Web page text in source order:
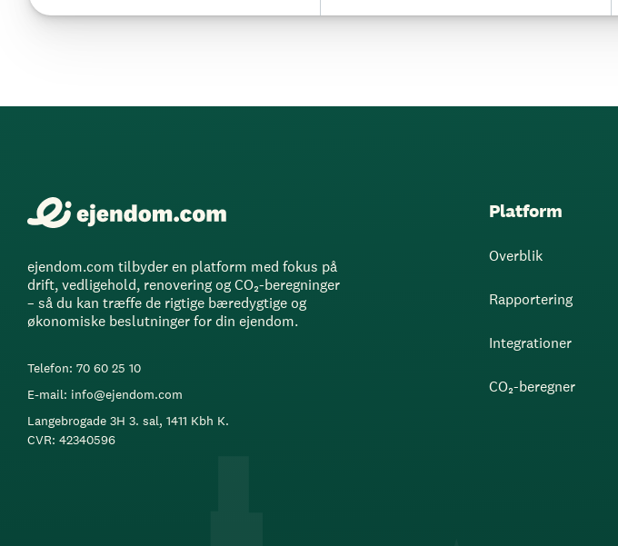
ejendom.com tilbyder en platform med fokus på
drift, vedligehold, renovering og CO₂-beregninger
– så du kan træffe de rigtige bæredygtige og
økonomiske beslutninger for din ejendom.
Telefon: 70 60 25 10
E-mail: info@ejendom.com
Langebrogade 3H 3. sal, 1411 Kbh K.
CVR: 42340596
Platform
Overblik
Rapportering
Integrationer
CO₂-beregner